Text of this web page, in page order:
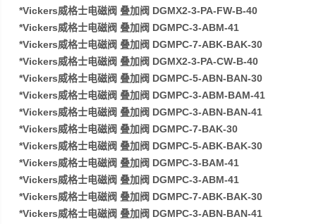
*Vickers威格士电磁阀 叠加阀 DGMX2-3-PA-FW-B-40
*Vickers威格士电磁阀 叠加阀 DGMPC-3-ABM-41
*Vickers威格士电磁阀 叠加阀 DGMPC-7-ABK-BAK-30
*Vickers威格士电磁阀 叠加阀 DGMX2-3-PA-CW-B-40
*Vickers威格士电磁阀 叠加阀 DGMPC-5-ABN-BAN-30
*Vickers威格士电磁阀 叠加阀 DGMPC-3-ABM-BAM-41
*Vickers威格士电磁阀 叠加阀 DGMPC-3-ABN-BAN-41
*Vickers威格士电磁阀 叠加阀 DGMPC-7-BAK-30
*Vickers威格士电磁阀 叠加阀 DGMPC-5-ABK-BAK-30
*Vickers威格士电磁阀 叠加阀 DGMPC-3-BAM-41
*Vickers威格士电磁阀 叠加阀 DGMPC-3-ABM-41
*Vickers威格士电磁阀 叠加阀 DGMPC-7-ABK-BAK-30
*Vickers威格士电磁阀 叠加阀 DGMPC-3-ABN-BAN-41